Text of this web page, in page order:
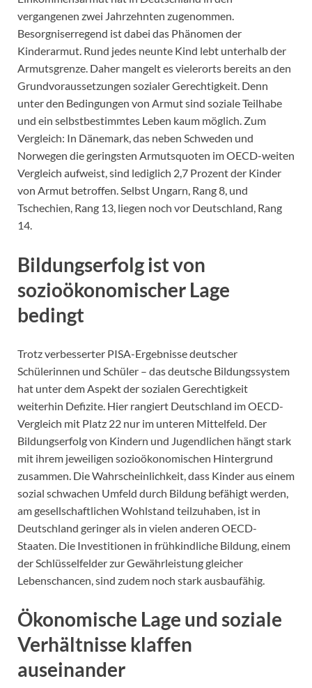
vergangenen zwei Jahrzehnten zugenommen.
Besorgniserregend ist dabei das Phänomen der
Kinderarmut. Rund jedes neunte Kind lebt unterhalb der
Armutsgrenze. Daher mangelt es vielerorts bereits an den
Grundvoraussetzungen sozialer Gerechtigkeit. Denn
unter den Bedingungen von Armut sind soziale Teilhabe
und ein selbstbestimmtes Leben kaum möglich. Zum
Vergleich: In Dänemark, das neben Schweden und
Norwegen die geringsten Armutsquoten im OECD-weiten
Vergleich aufweist, sind lediglich 2,7 Prozent der Kinder
von Armut betroffen. Selbst Ungarn, Rang 8, und
Tschechien, Rang 13, liegen noch vor Deutschland, Rang
14.
Bildungserfolg ist von
sozioökonomischer Lage
bedingt
Trotz verbesserter PISA-Ergebnisse deutscher
Schülerinnen und Schüler – das deutsche Bildungssystem
hat unter dem Aspekt der sozialen Gerechtigkeit
weiterhin Defizite. Hier rangiert Deutschland im OECD-
Vergleich mit Platz 22 nur im unteren Mittelfeld. Der
Bildungserfolg von Kindern und Jugendlichen hängt stark
mit ihrem jeweiligen sozioökonomischen Hintergrund
zusammen. Die Wahrscheinlichkeit, dass Kinder aus einem
sozial schwachen Umfeld durch Bildung befähigt werden,
am gesellschaftlichen Wohlstand teilzuhaben, ist in
Deutschland geringer als in vielen anderen OECD-
Staaten. Die Investitionen in frühkindliche Bildung, einem
der Schlüsselfelder zur Gewährleistung gleicher
Lebenschancen, sind zudem noch stark ausbaufähig.
Ökonomische Lage und soziale
Verhältnisse klaffen
auseinander